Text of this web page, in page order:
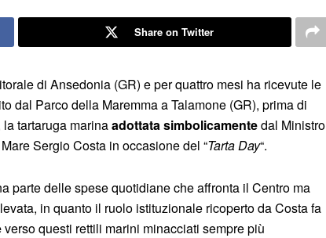
Share on Twitter
di Ansedonia (GR) e per quattro mesi ha ricevute le
dal Parco della Maremma a Talamone (GR), prima di
la tartaruga marinaadottata simbolicamentedal Ministro
Sergio Costa in occasione del “Tarta Day“.
parte delle spese quotidiane che affronta il Centro ma
in quanto il ruolo istituzionale ricoperto da Costa fa
verso questi rettili marini minacciati sempre più